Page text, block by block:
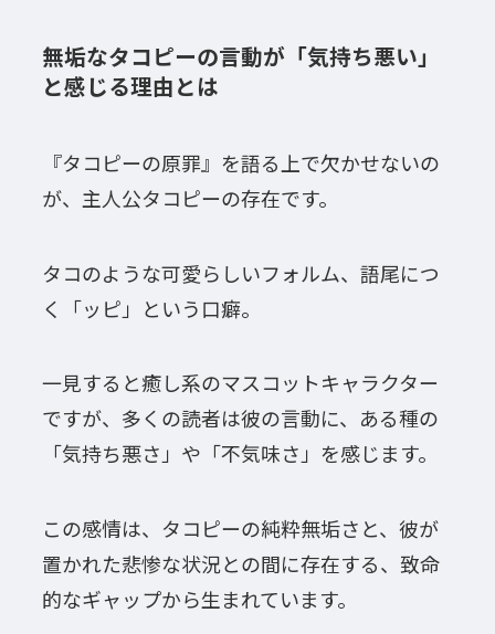
無垢なタコピーの言動が「気持ち悪い」
と感じる理由とは
『タコピーの原罪』を語る上で欠かせないの
が、主人公タコピーの存在です。
タコのような可愛らしいフォルム、語尾につ
く「ッピ」という口癖。
一見すると癒し系のマスコットキャラクター
ですが、多くの読者は彼の言動に、ある種の
「気持ち悪さ」や「不気味さ」を感じます。
この感情は、タコピーの純粋無垢さと、彼が
置かれた悲惨な状況との間に存在する、致命
的なギャップから生まれています。